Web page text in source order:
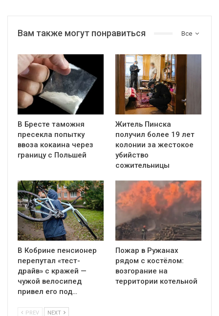
Все
Вам также могут понравиться
В Бресте таможня
пресекла попытку
ввоза кокаина через
границу с Польшей
Житель Пинска
получил более 19 лет
колонии за жестокое
убийство
сожительницы
В Кобрине пенсионер
перепутал «тест-
драйв» с кражей —
чужой велосипед
привел его под…
Пожар в Ружанах
рядом с костёлом:
возгорание на
территории котельной
PREV NEXT